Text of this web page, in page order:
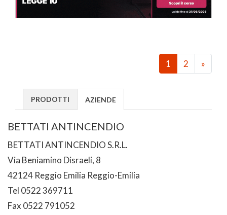
1 2 »
PRODOTTI AZIENDE
BETTATI ANTINCENDIO
BETTATI ANTINCENDIO S.R.L.
Via Beniamino Disraeli, 8
42124 Reggio Emilia Reggio-Emilia
Tel 0522 369711
Fax 0522 791052